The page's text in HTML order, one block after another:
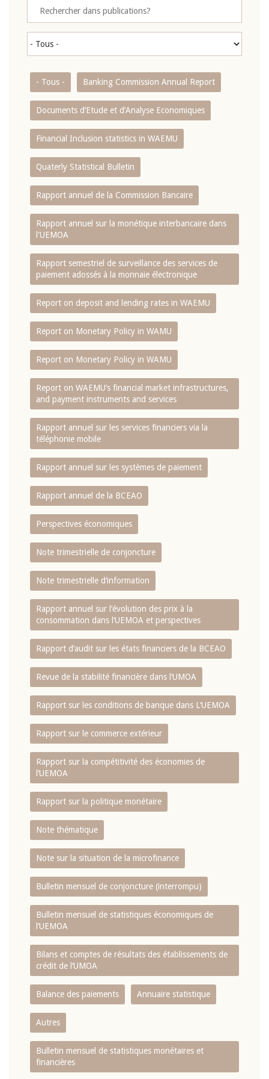
- Tous - Banking Commission Annual Report
Documents d’Etude et d’Analyse Economiques
Financial Inclusion statistics in WAEMU
Quaterly Statistical Bulletin
Rapport annuel de la Commission Bancaire
Rapport annuel sur la monétique interbancaire dans
l'UEMOA
Rapport semestriel de surveillance des services de
paiement adossés à la monnaie électronique
Report on deposit and lending rates in WAEMU
Report on Monetary Policy in WAMU
Report on Monetary Policy in WAMU
Report on WAEMU’s financial market infrastructures,
and payment instruments and services
Rapport annuel sur les services financiers via la
téléphonie mobile
Rapport annuel sur les systèmes de paiement
Rapport annuel de la BCEAO
Perspectives économiques
Note trimestrielle de conjoncture
Note trimestrielle d‘information
Rapport annuel sur l‘évolution des prix à la
consommation dans l‘UEMOA et perspectives
Rapport d‘audit sur les états financiers de la BCEAO
Revue de la stabilité financière dans l‘UMOA
Rapport sur les conditions de banque dans L‘UEMOA
Rapport sur le commerce extérieur
Rapport sur la compétitivité des économies de
l‘UEMOA
Rapport sur la politique monétaire
Note thématique
Note sur la situation de la microfinance
Bulletin mensuel de conjoncture (interrompu)
Bulletin mensuel de statistiques économiques de
l‘UEMOA
Bilans et comptes de résultats des établissements de
crédit de l‘UMOA
Balance des paiements Annuaire statistique
Autres
Bulletin mensuel de statistiques monétaires et
financières